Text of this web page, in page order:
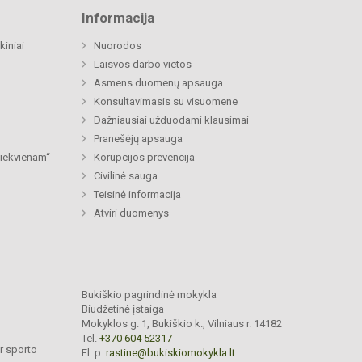
Informacija
Nuorodos
Laisvos darbo vietos
Asmens duomenų apsauga
Konsultavimasis su visuomene
Dažniausiai užduodami klausimai
Pranešėjų apsauga
Korupcijos prevencija
Civilinė sauga
Teisinė informacija
Atviri duomenys
sporto
Bukiškio pagrindinė mokykla
Biudžetinė įstaiga
Mokyklos g. 1, Bukiškio k., Vilniaus r. 14182
Tel. +370 604 52317
El. p. rastine@bukiskiomokykla.lt